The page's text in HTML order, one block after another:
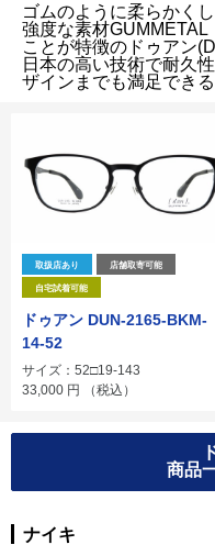
ゴムのように柔らかく
強度な素材
ことが特徴のドゥアン
日本の高い技術で耐久
ザインまでも満足でき
取扱店あり 店舗取寄可能
自宅試着可能
ドゥアン DUN-2165-BKM-
14-52
サイズ：52□19-143
33,000 円 （税込）
商品
ナイキ